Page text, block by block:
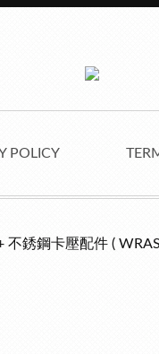
POLICY
不銹鋼卡壓配件 (